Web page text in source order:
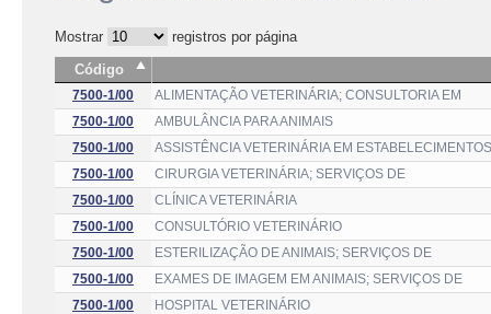
Mostrar
registros por página
Código
7500-1/00
ALIMENTAÇÃO VETERINÁRIA; CONSULTORIA EM
7500-1/00
AMBULÂNCIA PARA ANIMAIS
7500-1/00
ASSISTÊNCIA VETERINÁRIA EM
7500-1/00
CIRURGIA VETERINÁRIA; SERVIÇOS DE
7500-1/00
CLÍNICA VETERINÁRIA
7500-1/00
CONSULTÓRIO VETERINÁRIO
7500-1/00
ESTERILIZAÇÃO DE ANIMAIS; SERVIÇOS DE
7500-1/00
EXAMES DE IMAGEM EM ANIMAIS; SERVIÇOS DE
7500-1/00
HOSPITAL VETERINÁRIO